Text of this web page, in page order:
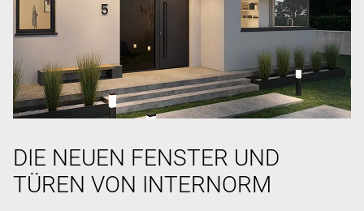
DIE NEUEN FENSTER UND
TÜREN VON INTERNORM